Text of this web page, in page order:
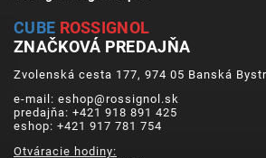
CUBE ROSSIGNOL
ZNAČKOVÁ PREDAJŇA
Zvolenská cesta 177, 974 05 Banská
e-mail: eshop@rossignol.sk
predajňa: +421 918 891 425
eshop: +421 917 781 754
Otváracie hodiny: